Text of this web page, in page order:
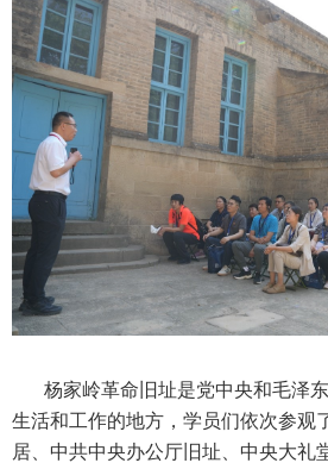
杨家岭革命旧址是党中央和毛泽
生活和工作的地方，学员们依次参观
居、中共中央办公厅旧址、中央大礼